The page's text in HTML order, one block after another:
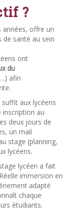
?
années, offre un
de santé au sein
ont
du
afin
suffit aux lycéens
inscription au
deux jours de
un mail
stage (planning,
lycéens.
lycéen a fait
immersion en
adapté
chaque
étudiants.